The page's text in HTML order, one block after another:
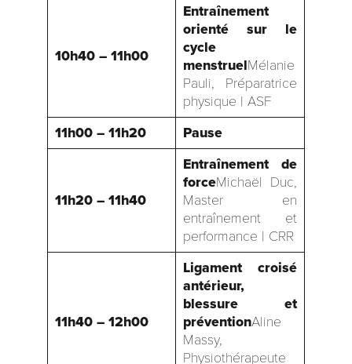
10h40 – 11h00
Entraînement
orienté sur le
cycle
menstruelMélanie
Pauli, Préparatrice
physique | ASF
11h00 – 11h20
Pause
11h20 – 11h40
Entraînement de
forceMichaël Duc,
Master en
entraînement et
performance | CRR
11h40 – 12h00
Ligament croisé
antérieur,
blessure et
préventionAline
Massy,
Physiothérapeute